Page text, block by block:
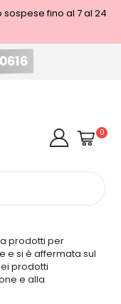
fino al 7 al 24
Cerca Cart
0
prodotti per
e si è affermata sul
prodotti
e alla